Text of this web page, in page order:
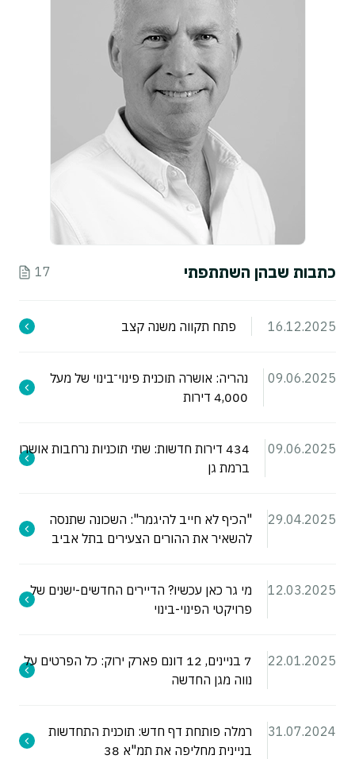
כתבות שבהן השתתפתי 17
16.12.2025 פתח תקווה משנה קצב
09.06.2025
נהריה: אושרה תוכנית פינוי־בינוי של מעל
4,000 דירות
09.06.2025
434 דירות חדשות: שתי תוכניות נרחבות אושרו
ברמת גן
29.04.2025
"הכיף לא חייב להיגמר": השכונה שתנסה
להשאיר את ההורים הצעירים בתל אביב
12.03.2025
מי גר כאן עכשיו? הדיירים החדשים-ישנים של
פרויקטי הפינוי-בינוי
22.01.2025
7 בניינים, 12 דונם פארק ירוק: כל הפרטים על
נווה מגן החדשה
31.07.2024
רמלה פותחת דף חדש: תוכנית התחדשות
בניינית מחליפה את תמ"א 38